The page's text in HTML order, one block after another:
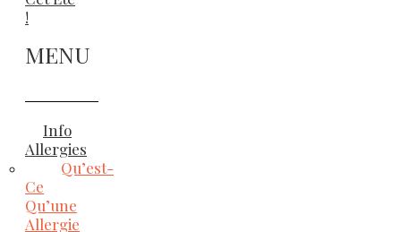
!
MENU
Info
Allergies
Qu’est-
Ce
Qu’une
Allergie